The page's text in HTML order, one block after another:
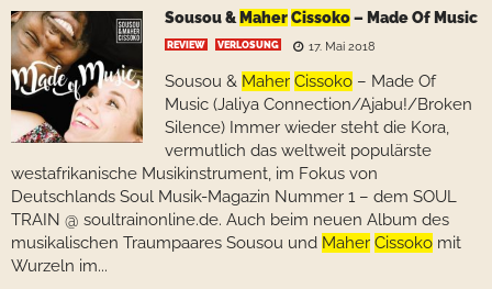
Sousou & MaherCissoko– Made Of Music
REVIEW VERLOSUNG 17. Mai 2018
Sousou & Maher Cissoko – Made Of
Music (Jaliya Connection/Ajabu!/Broken
Silence) Immer wieder steht die Kora,
vermutlich das weltweit populärste
westafrikanische Musikinstrument, im Fokus von
Deutschlands Soul Musik-Magazin Nummer 1 – dem SOUL
TRAIN @ soultrainonline.de. Auch beim neuen Album des
musikalischen Traumpaares Sousou und Maher Cissoko mit
Wurzeln im...